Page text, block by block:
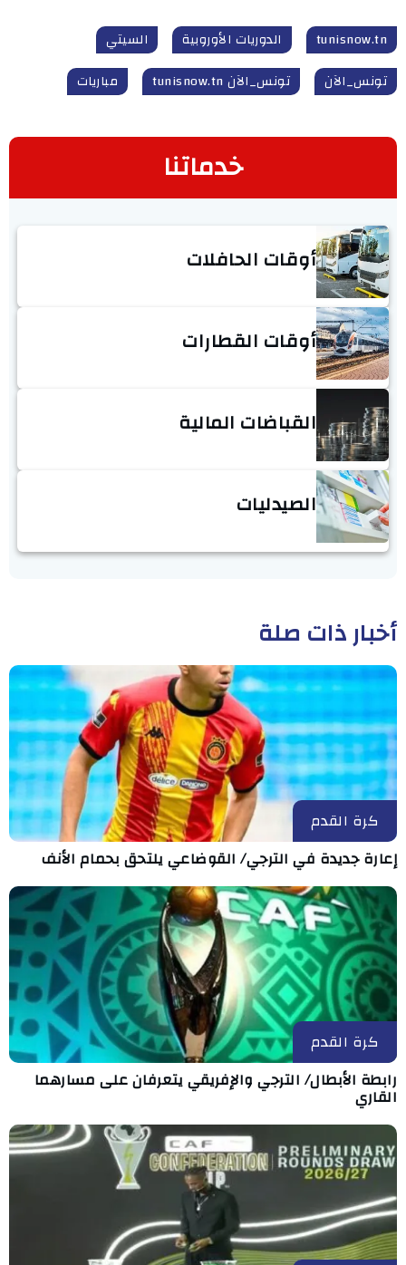
tunisnow.tn الدوريات الأوروبية
السيتي
تونس_الآن
تونس_الآن tunisnow.tn مباريات
خدماتنا
أوقات الحافلات
أوقات القطارات
القباضات المالية
الصيدليات
أخبار ذات صلة
كرة القدم
إعارة جديدة في الترجي/ القوضاعي يلتحق بحمام الأنف
كرة القدم
رابطة الأبطال/ الترجي والإفريقي يتعرفان على مسارهما
القاري